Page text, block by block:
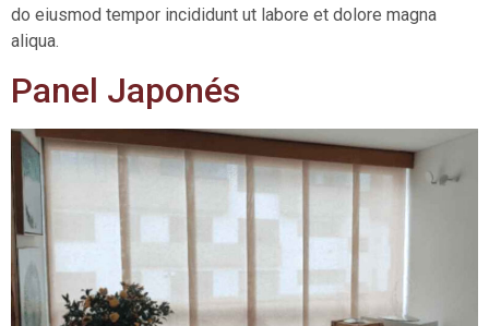
do eiusmod tempor incididunt ut labore et dolore magna
aliqua.
Panel Japonés